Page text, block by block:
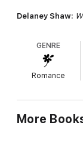
Delaney Shaw:
erop dat 'Stoere
Delaney Shaw.
Braaf.
Nieuwsgierig.
Wat hij van haar
GENRE
Romance
More